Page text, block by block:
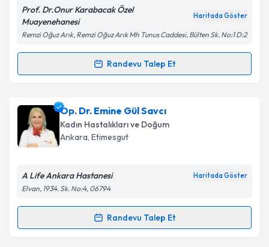
Prof. Dr.Onur Karabacak Özel
Muayenehanesi
Haritada Göster
Remzi Oğuz Arık, Remzi Oğuz Arık Mh Tunus Caddesi, Bülten Sk. No:1 D:2
Randevu Talep Et
Randevu Takvimi Talebi
Prof. Dr. Onur Karabacakiçin randevu takvimi
talebi oluşturun. Size bu uzmandan randevu almanız
için bir takvim hazırlandığında e-posta ile
bilgilendireceğiz.
Kişisel verilerimin işlenmesine ilişkinAydınlatma
Op. Dr. Emine Gül Savcı
Kadın Hastalıkları ve Doğum
Ankara, Etimesgut
A Life Ankara Hastanesi Haritada Göster
Elvan, 1934. Sk. No:4, 06794
Randevu Talep Et
Randevu Takvimi Talebi